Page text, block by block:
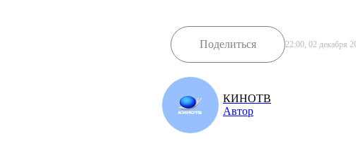
Поделиться 22:00, 02 декабря
КИНОТВ
Автор